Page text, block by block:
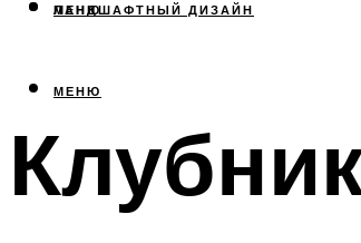
ЛАНДШАФТНЫЙ ДИЗАЙН
МЕНЮ
МЕНЮ